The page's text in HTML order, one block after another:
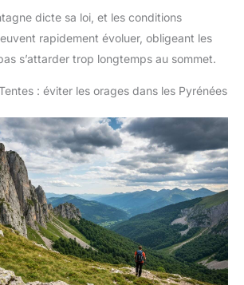
dicte sa loi, et les conditions
rapidement évoluer, obligeant les
s’attarder trop longtemps au sommet.
: éviter les orages dans les Pyrénées